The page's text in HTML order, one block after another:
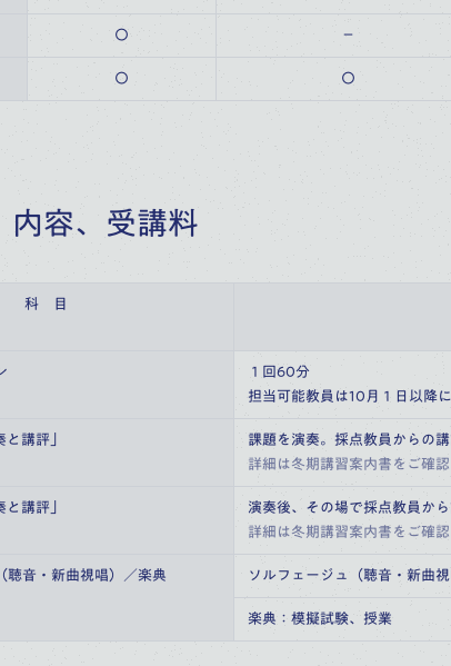
〇 －
〇 〇
内容、受講料
科　目
１回60分
担当可能教員は10月１日以降
講評」
課題を演奏。採点教員からの講
詳細は冬期講習案内書をご確認
講評」
演奏後、その場で採点教員か
詳細は冬期講習案内書をご確認
聴音・新曲視唱）／楽典
ソルフェージュ（聴音・新曲
楽典：模擬試験、授業